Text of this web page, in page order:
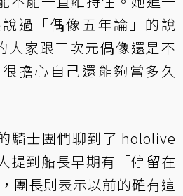
過「偶像五年論」的說
大家跟三次元偶像還是不
擔心自己還能夠當多久
騎士團們聊到了 hololive
提到船長早期有「停留在
團長則表示以前的確有這